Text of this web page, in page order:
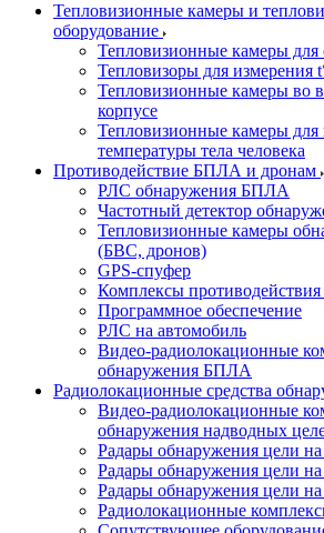
Тепловизионные камеры и
оборудование
Тепловизионные камеры для
Тепловизоры для измерения
Тепловизионные камеры во
корпусе
Тепловизионные камеры для
температуры тела человека
Противодействие БПЛА и дронам
РЛС обнаружения БПЛА
Частотный детектор
Тепловизионные камеры
(БВС, дронов)
GPS-спуфер
Комплексы
Программное обеспечение
РЛС на автомобиль
Видео-радиолокационные
обнаружения БПЛА
Радиолокационные средства
Видео-радиолокационные
обнаружения надводных
Радары обнаружения цели
Радары обнаружения цели на
Радары обнаружения цели
Радиолокационные